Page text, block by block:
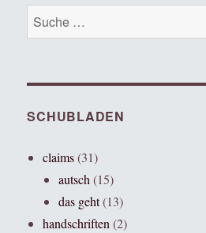
Suche
nach:
SCHUBLADEN
claims(31)
autsch (15)
das geht(13)
handschriften (2)